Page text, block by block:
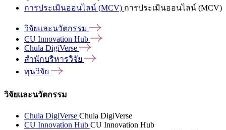
การประเมินออนไลน์ (MCV) การประเมินออนไลน์ (MCV)
วิจัยและนวัตกรรม
CU Innovation Hub
Chula DigiVerse
สำนักบริหารวิจัย
ทุนวิจัย
วิจัยและนวัตกรรม
Chula DigiVerse Chula DigiVerse
CU Innovation Hub CU Innovation Hub